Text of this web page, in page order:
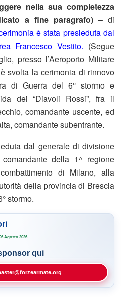
nella sua completezza
a fine paragrafo) – di
è stata presieduta dal
Francesco Vestito. (Segue
presso l’Aeroporto Militare
svolta la cerimonia di rinnovo
di Guerra del 6° stormo e
dei “Diavoli Rossi”, fra il
comandante uscente, ed
comandante subentrante.
dal generale di divisione
della 1^ regione
di Milano, alla
della provincia di Brescia
stormo.
Agosto 2026
qui